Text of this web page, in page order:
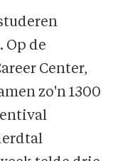
Op de
Center,
zo'n 1300